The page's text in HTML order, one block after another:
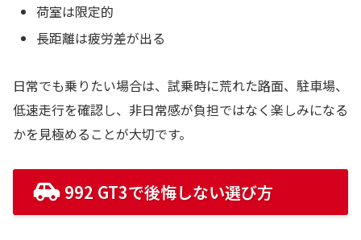
荷室は限定的
長距離は疲労差が出る
日常でも乗りたい場合は、試乗時に荒れた路面、駐車場、
低速走行を確認し、非日常感が負担ではなく楽しみになる
かを見極めることが大切です。
992 GT3で後悔しない選び方